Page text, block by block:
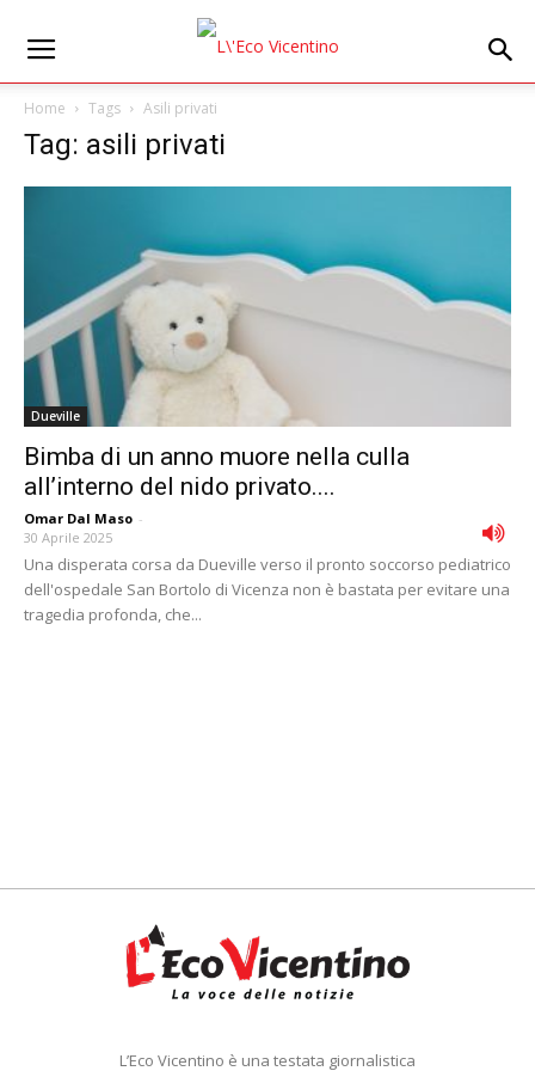
Home Tags Asili privati
Tag: asili privati
Dueville
Bimba di un anno muore nella culla
all’interno del nido privato....
Omar Dal Maso -
30 Aprile 2025
Una disperata corsa da Dueville verso il pronto soccorso pediatrico
dell'ospedale San Bortolo di Vicenza non è bastata per evitare una
tragedia profonda, che...
L’Eco Vicentino è una testata giornalistica